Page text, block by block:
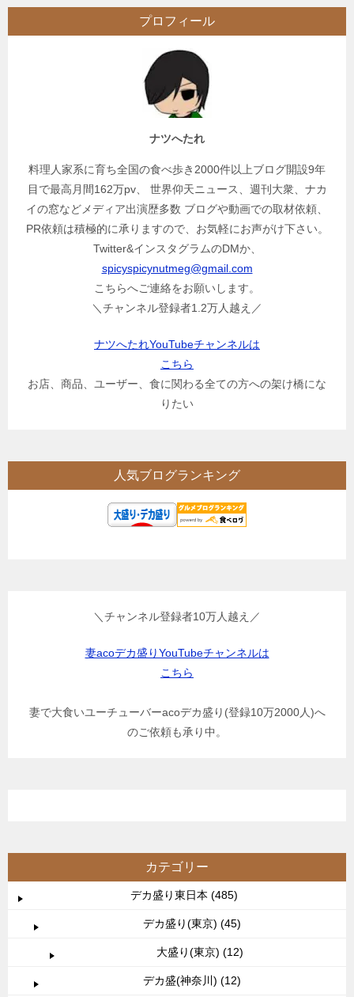
ビ
ゲ
プロフィール
ナツへたれ
料理人家系に育ち全国の食べ歩き2000件以上ブログ開設9年
目で最高月間162万pv、 世界仰天ニュース、週刊大衆、ナカ
イの窓などメディア出演歴多数 ブログや動画での取材依頼、
PR依頼は積極的に承りますので、お気軽にお声がけ下さい。
Twitter&インスタグラムのDMか、
spicyspicynutmeg@gmail.com
こちらへご連絡をお願いします。
＼チャンネル登録者1.2万人越え／
ナツへたれYouTubeチャンネルは
こちら
お店、商品、ユーザー、食に関わる全ての方への架け橋にな
りたい
人気ブログランキング
＼チャンネル登録者10万人越え／
妻acoデカ盛りYouTubeチャンネルは
こちら
妻で大食いユーチューバーacoデカ盛り(登録10万2000人)へ
のご依頼も承り中。
カテゴリー
デカ盛り東日本 (485)
デカ盛り(東京) (45)
大盛り(東京) (12)
デカ盛(神奈川) (12)